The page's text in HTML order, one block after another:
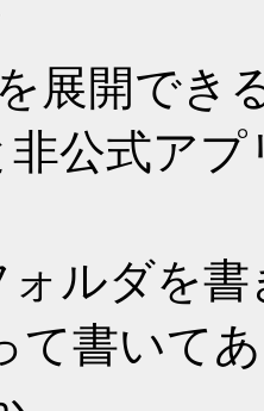
展開でき
非公式ア
ォルダを
て書いて